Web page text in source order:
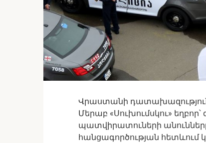
Վրաստանի
Մերաբ «Սուխումսկու»
պատվիրատուների
հանցագործության հետևում